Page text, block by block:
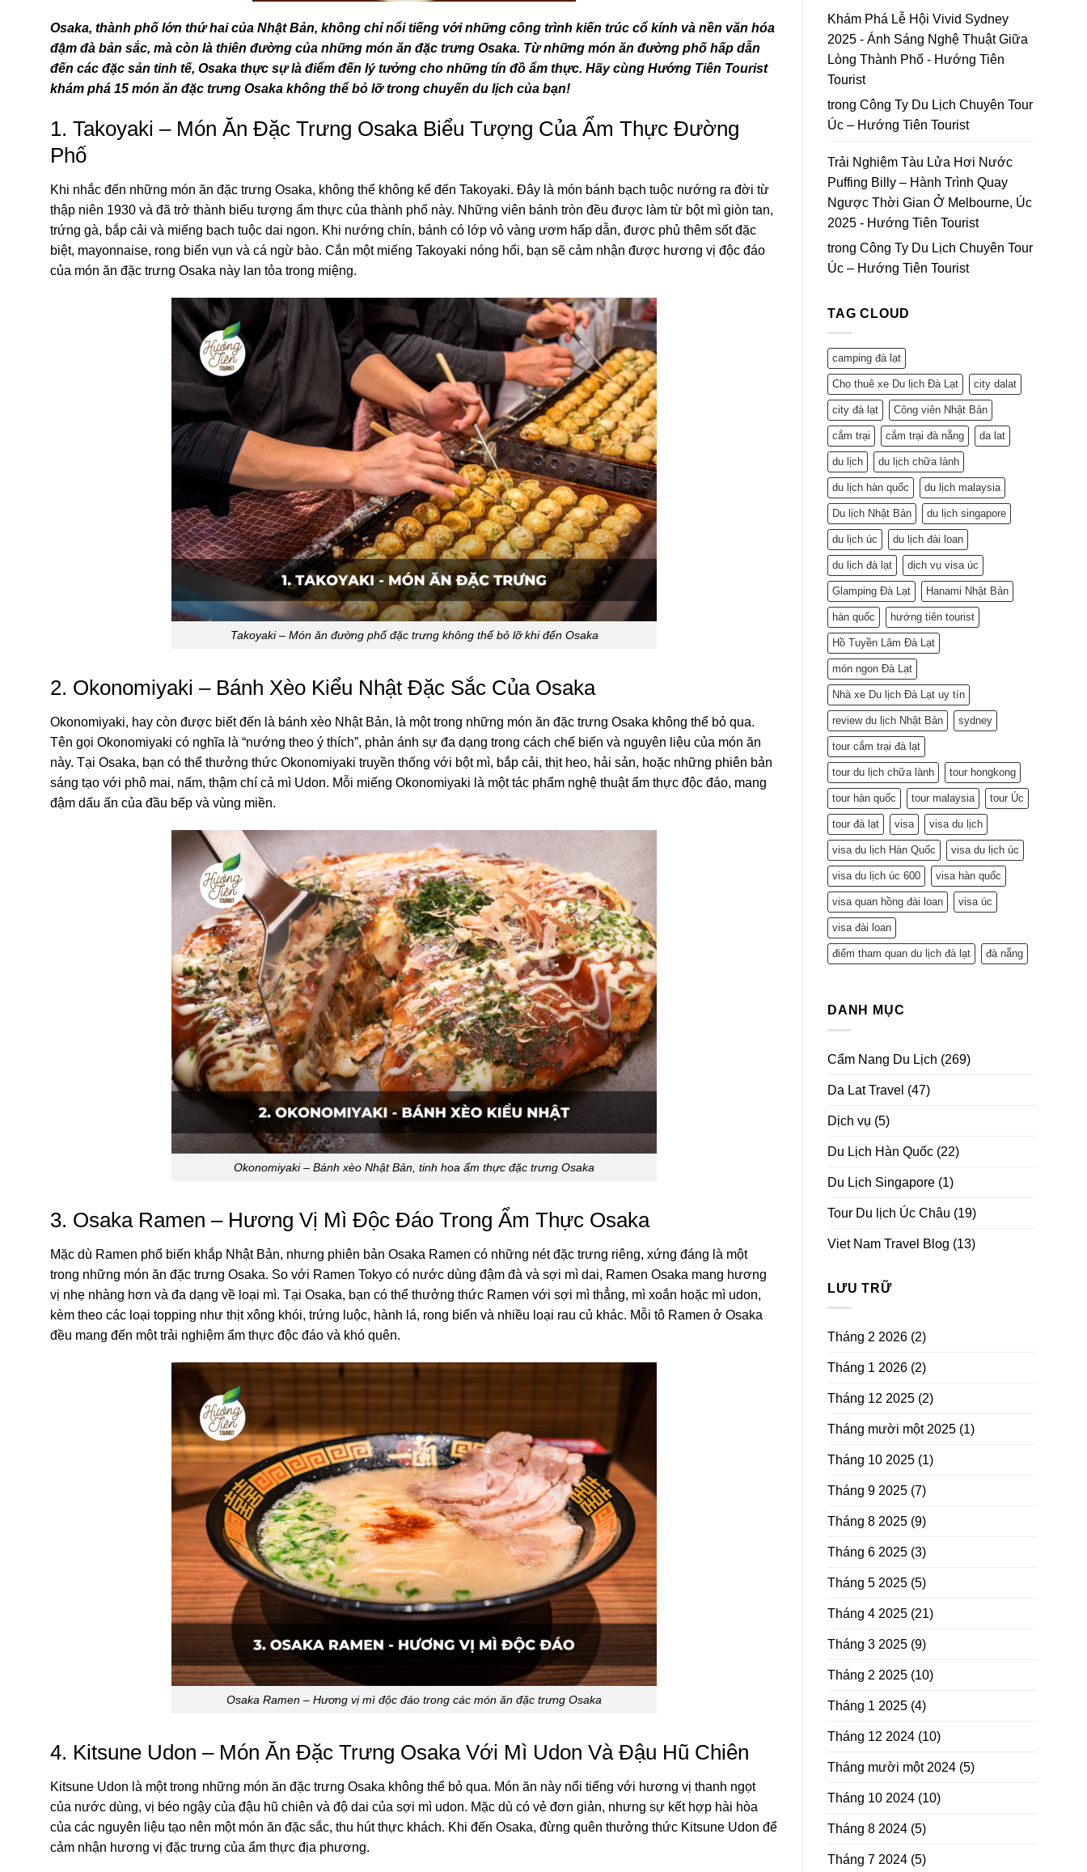
Osaka, thành phố lớn thứ hai của Nhật Bản, không chỉ nổi tiếng với những công trình kiến trúc cổ kính và nền văn hóa
đậm đà bản sắc, mà còn là thiên đường của những món ăn đặc trưng Osaka. Từ những món ăn đường phố hấp dẫn
đến các đặc sản tinh tế, Osaka thực sự là điểm đến lý tưởng cho những tín đồ ẩm thực. Hãy cùng Hướng Tiên Tourist
khám phá 15 món ăn đặc trưng Osaka không thể bỏ lỡ trong chuyến du lịch của bạn!
1. Takoyaki – Món Ăn Đặc Trưng Osaka Biểu Tượng Của Ẩm Thực Đường
Phố
Khi nhắc đến những món ăn đặc trưng Osaka, không thể không kể đến Takoyaki. Đây là món bánh bạch tuộc nướng ra đời từ
thập niên 1930 và đã trở thành biểu tượng ẩm thực của thành phố này. Những viên bánh tròn đều được làm từ bột mì giòn tan,
trứng gà, bắp cải và miếng bạch tuộc dai ngon. Khi nướng chín, bánh có lớp vỏ vàng ươm hấp dẫn, được phủ thêm sốt đặc
biệt, mayonnaise, rong biển vụn và cá ngừ bào. Cắn một miếng Takoyaki nóng hổi, bạn sẽ cảm nhận được hương vị độc đáo
của món ăn đặc trưng Osaka này lan tỏa trong miệng.
Takoyaki – Món ăn đường phố đặc trưng không thể bỏ lỡ khi đến Osaka
2. Okonomiyaki – Bánh Xèo Kiểu Nhật Đặc Sắc Của Osaka
Okonomiyaki, hay còn được biết đến là bánh xèo Nhật Bản, là một trong những món ăn đặc trưng Osaka không thể bỏ qua.
Tên gọi Okonomiyaki có nghĩa là “nướng theo ý thích”, phản ánh sự đa dạng trong cách chế biến và nguyên liệu của món ăn
này. Tại Osaka, bạn có thể thưởng thức Okonomiyaki truyền thống với bột mì, bắp cải, thịt heo, hải sản, hoặc những phiên bản
sáng tạo với phô mai, nấm, thậm chí cả mì Udon. Mỗi miếng Okonomiyaki là một tác phẩm nghệ thuật ẩm thực độc đáo, mang
đậm dấu ấn của đầu bếp và vùng miền.
Okonomiyaki – Bánh xèo Nhật Bản, tinh hoa ẩm thực đặc trưng Osaka
3. Osaka Ramen – Hương Vị Mì Độc Đáo Trong Ẩm Thực Osaka
Mặc dù Ramen phổ biến khắp Nhật Bản, nhưng phiên bản Osaka Ramen có những nét đặc trưng riêng, xứng đáng là một
trong những món ăn đặc trưng Osaka. So với Ramen Tokyo có nước dùng đậm đà và sợi mì dai, Ramen Osaka mang hương
vị nhẹ nhàng hơn và đa dạng về loại mì. Tại Osaka, bạn có thể thưởng thức Ramen với sợi mì thẳng, mì xoắn hoặc mì udon,
kèm theo các loại topping như thịt xông khói, trứng luộc, hành lá, rong biển và nhiều loại rau củ khác. Mỗi tô Ramen ở Osaka
đều mang đến một trải nghiệm ẩm thực độc đáo và khó quên.
Osaka Ramen – Hương vị mì độc đáo trong các món ăn đặc trưng Osaka
4. Kitsune Udon – Món Ăn Đặc Trưng Osaka Với Mì Udon Và Đậu Hũ Chiên
Kitsune Udon là một trong những món ăn đặc trưng Osaka không thể bỏ qua. Món ăn này nổi tiếng với hương vị thanh ngọt
của nước dùng, vị béo ngậy của đậu hũ chiên và độ dai của sợi mì udon. Mặc dù có vẻ đơn giản, nhưng sự kết hợp hài hòa
của các nguyên liệu tạo nên một món ăn đặc sắc, thu hút thực khách. Khi đến Osaka, đừng quên thưởng thức Kitsune Udon để
cảm nhận hương vị đặc trưng của ẩm thực địa phương.
Khám Phá Lễ Hội Vivid Sydney
2025 - Ánh Sáng Nghệ Thuật Giữa
Lòng Thành Phố - Hướng Tiên
Tourist
trong Công Ty Du Lịch Chuyên Tour
Úc – Hướng Tiên Tourist
Trải Nghiệm Tàu Lửa Hơi Nước
Puffing Billy – Hành Trình Quay
Ngược Thời Gian Ở Melbourne, Úc
2025 - Hướng Tiên Tourist
trong Công Ty Du Lịch Chuyên Tour
Úc – Hướng Tiên Tourist
TAG CLOUD
camping đà lạt
Cho thuê xe Du lịch Đà Lạt city dalat
city đà lạt Công viên Nhật Bản
cắm trại cắm trại đà nẵng da lat
du lịch du lịch chữa lành
du lịch hàn quốc du lịch malaysia
Du lịch Nhật Bản du lịch singapore
du lịch úc du lịch đài loan
du lịch đà lạt dịch vụ visa úc
Glamping Đà Lạt Hanami Nhật Bản
hàn quốc hướng tiên tourist
Hồ Tuyền Lâm Đà Lạt
món ngon Đà Lạt
Nhà xe Du lịch Đà Lạt uy tín
review du lịch Nhật Bản sydney
tour cắm trại đà lạt
tour du lịch chữa lành tour hongkong
tour hàn quốc tour malaysia tour Úc
tour đà lạt visa visa du lịch
visa du lịch Hàn Quốc visa du lịch úc
visa du lịch úc 600 visa hàn quốc
visa quan hồng đài loan visa úc
visa đài loan
điểm tham quan du lịch đà lạt đà nẵng
DANH MỤC
Cẩm Nang Du Lịch (269)
Da Lat Travel (47)
Dịch vụ (5)
Du Lịch Hàn Quốc (22)
Du Lịch Singapore (1)
Tour Du lịch Úc Châu (19)
Viet Nam Travel Blog (13)
LƯU TRỮ
Tháng 2 2026 (2)
Tháng 1 2026 (2)
Tháng 12 2025 (2)
Tháng mười một 2025 (1)
Tháng 10 2025 (1)
Tháng 9 2025 (7)
Tháng 8 2025 (9)
Tháng 6 2025 (3)
Tháng 5 2025 (5)
Tháng 4 2025 (21)
Tháng 3 2025 (9)
Tháng 2 2025 (10)
Tháng 1 2025 (4)
Tháng 12 2024 (10)
Tháng mười một 2024 (5)
Tháng 10 2024 (10)
Tháng 8 2024 (5)
Tháng 7 2024 (5)